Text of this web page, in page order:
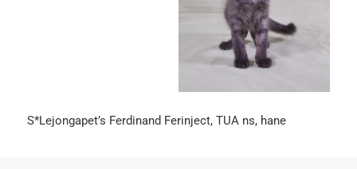
S*Lejongapet’s Ferdinand Ferinject, TUA ns, hane